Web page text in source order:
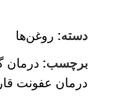
دسته: روغن‌ها
برچسب: درمان
درمان عفونت